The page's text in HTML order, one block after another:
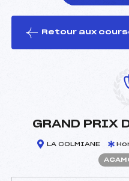
le ski
Retour aux
GRAND PRIX
LA COLMIANE